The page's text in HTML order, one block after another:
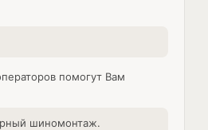
помогут Вам
шиномонтаж.